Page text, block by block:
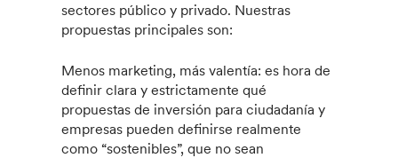
sectores público y privado. Nuestras
propuestas principales son:
Menos marketing, más valentía: es hora de
definir clara y estrictamente qué
propuestas de inversión para ciudadanía y
empresas pueden definirse realmente
como “sostenibles”, que no sean